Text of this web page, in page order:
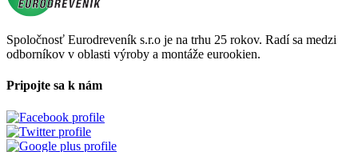
Spoločnosť Eurodreveník s.r.o je na trhu 25 rokov. Radí sa medzi
odborníkov v oblasti výroby a montáže eurookien.
Pripojte sa k nám